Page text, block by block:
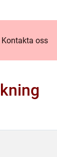
Kontakta oss